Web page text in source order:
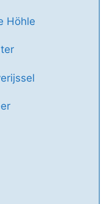
Höhle